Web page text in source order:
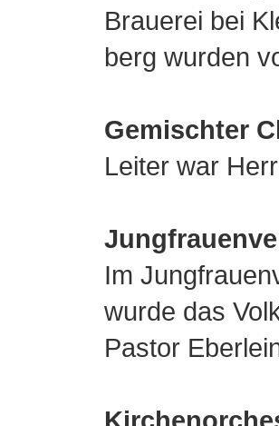
Brauerei bei
berg wurden
Gemischter
Leiter war
Im
wurde das
Pastor